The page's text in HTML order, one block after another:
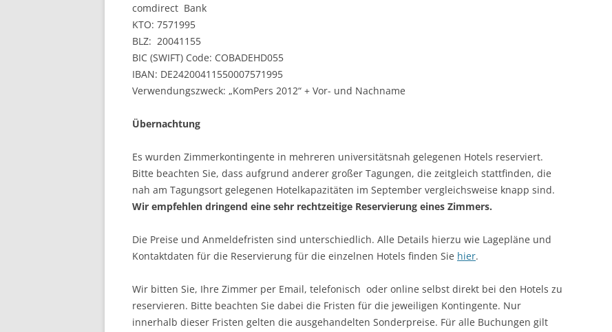
comdirect Bank
KTO: 7571995
BLZ: 20041155
BIC (SWIFT) Code: COBADEHD055
IBAN: DE24200411550007571995
Verwendungszweck: „KomPers 2012“ + Vor- und Nachname
Übernachtung
Es wurden Zimmerkontingente in mehreren universitätsnah gelegenen Hotels reserviert.
Bitte beachten Sie, dass aufgrund anderer großer Tagungen, die zeitgleich stattfinden, die
nah am Tagungsort gelegenen Hotelkapazitäten im September vergleichsweise knapp sind.
Wir empfehlen dringend eine sehr rechtzeitige Reservierung eines Zimmers.
Die Preise und Anmeldefristen sind unterschiedlich. Alle Details hierzu wie Lagepläne und
Kontaktdaten für die Reservierung für die einzelnen Hotels finden Sie hier.
Wir bitten Sie, Ihre Zimmer per Email, telefonisch oder online selbst direkt bei den Hotels zu
reservieren. Bitte beachten Sie dabei die Fristen für die jeweiligen Kontingente. Nur
innerhalb dieser Fristen gelten die ausgehandelten Sonderpreise. Für alle Buchungen gilt